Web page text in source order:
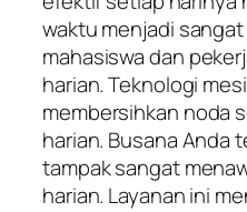
waktu menjadi
mahasiswa dan
harian. Teknologi
membersihkan noda
harian. Busana Anda
tampak sangat
harian. Layanan ini